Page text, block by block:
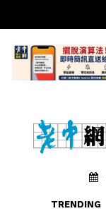
TRENDING